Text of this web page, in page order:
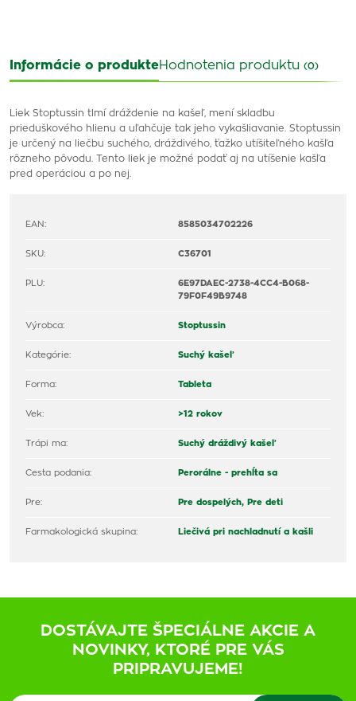
Informácie o produkteHodnotenia produktu (0)
Liek Stoptussin tlmí dráždenie na kašeľ, mení skladbu
prieduškového hlienu a uľahčuje tak jeho vykašliavanie. Stoptussin
je určený na liečbu suchého, dráždivého, ťažko utíšiteľného kašľa
rôzneho pôvodu. Tento liek je možné podať aj na utíšenie kašľa
pred operáciou a po nej.
EAN: 8585034702226
SKU: C36701
PLU:
6E97DAEC-2738-4CC4-B068-
79F0F49B9748
Výrobca: Stoptussin
Kategórie: Suchý kašeľ
Forma: Tableta
Vek: >12 rokov
Trápi ma: Suchý dráždivý kašeľ
Cesta podania: Perorálne - prehĺta sa
Pre: Pre dospelých, Pre deti
Farmakologická skupina: Liečivá pri nachladnutí a kašli
DOSTÁVAJTE ŠPECIÁLNE AKCIE A
NOVINKY, KTORÉ PRE VÁS
PRIPRAVUJEME!